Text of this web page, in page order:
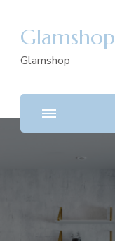
Glamshop
Glamshop